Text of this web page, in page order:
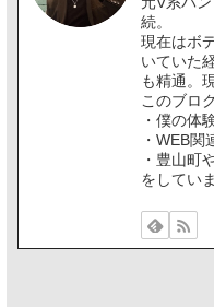
続。
現在はボ
いていた
も精通。
このブロ
・僕の体
・WEB
・豊山町
をしてい